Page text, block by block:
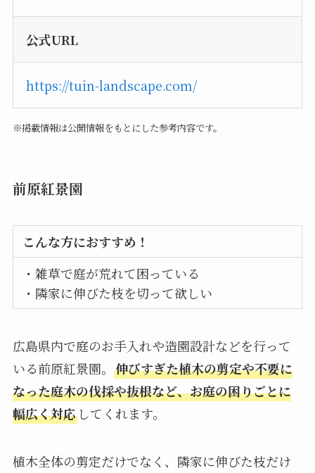
公式URL
https://tuin-landscape.com/
※掲載情報は公開情報をもとにした参考内容です。
前原紅景園
こんな方におすすめ！
・雑草で庭が荒れて困っている
・隣家に伸びた枝を切って欲しい
広島県内で庭のお手入れや造園設計などを行って
いる前原紅景園。 伸びすぎた植木の剪定や不要に
なった庭木の伐採や抜根など、お庭の困りごとに
幅広く対応してくれます。
植木全体の剪定だけでなく、隣家に伸びた枝だけ